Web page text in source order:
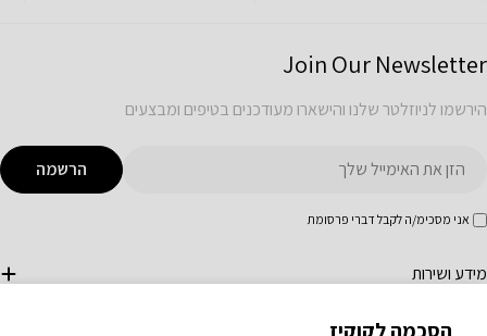
Join Our Newsletter
הירשמו לניוזלטר שלנו והישארו מעודכנים בטיפים ומבצעים
הרשמה
אני מסכימ/ה לקבל דברי פרסומת
מידע ושירות